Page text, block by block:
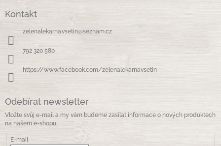
Kontakt
zelenalekarna.vsetin@seznam.cz
792 320 580
https://www.facebook.com/zelenalekarnavsetin
Odebírat newsletter
Vložte svůj e-mail a my vám budeme zasílat informace o nových produktech
na našem e-shopu.
E-mail